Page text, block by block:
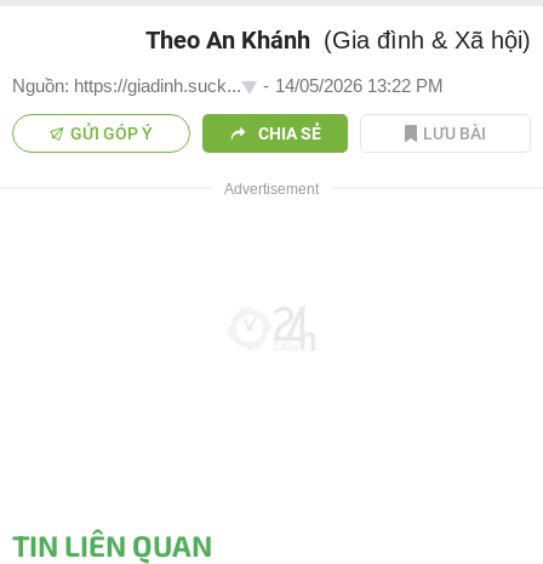
Theo An Khánh (Gia đình & Xã hội)
Nguồn: https://giadinh.suck... - 14/05/2026 13:22 PM
GỬI GÓP Ý CHIA SẺ LƯU BÀI
TIN LIÊN QUAN